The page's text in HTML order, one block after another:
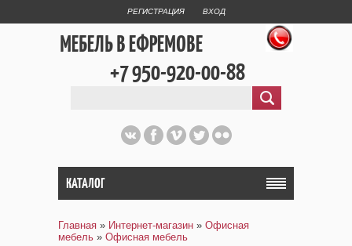
РЕГИСТРАЦИЯ ВХОД
МЕБЕЛЬ В ЕФРЕМОВЕ
+7 950-920-00-88
КАТАЛОГ
Главная » Интернет-магазин » Офисная
мебель » Офисная мебель